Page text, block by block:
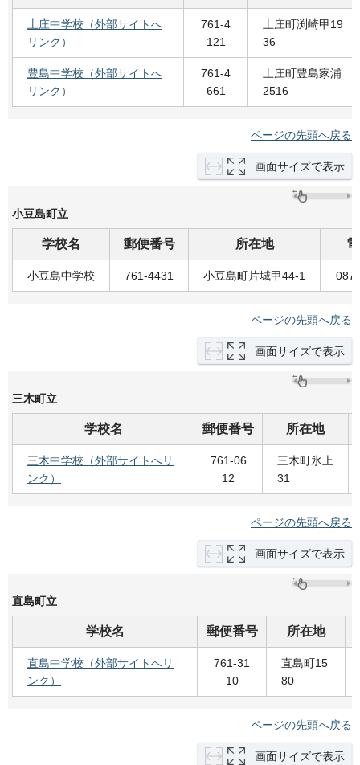
土庄中学校（外部サイトへ
リンク）
761-4
121
土庄町渕崎甲19
36
豊島中学校（外部サイトへ
リンク）
761-4
661
土庄町豊島家浦
2516
ページの先頭へ戻る
画面サイズで表示
小豆島町立
学校名 郵便番号 所在地
小豆島中学校 761-4431 小豆島町片城甲44-1
ページの先頭へ戻る
画面サイズで表示
三木町立
学校名 郵便番号 所在地
三木中学校（外部サイトへリ
ンク）
761-06
12
三木町氷上
31
ページの先頭へ戻る
画面サイズで表示
直島町立
学校名 郵便番号 所在地
直島中学校（外部サイトへリ
ンク）
761-31
10
直島町15
80
ページの先頭へ戻る
画面サイズで表示